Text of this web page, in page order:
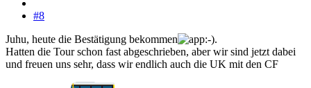
#8
Juhu, heute die Bestätigung bekommen
.
Hatten die Tour schon fast abgeschrieben, aber wir sind jetzt dabei
und freuen uns sehr, dass wir endlich auch die UK mit den CF